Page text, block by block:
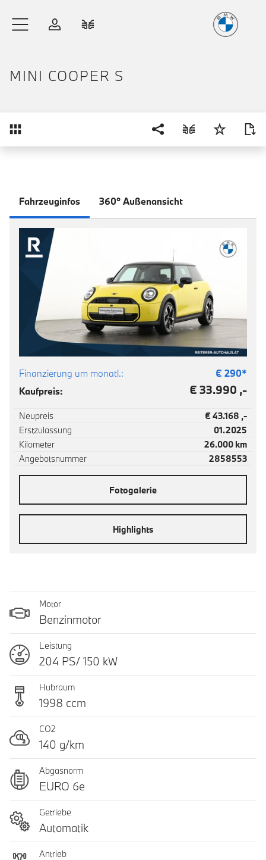
Anmelden
MINI COOPER S
Fahrzeuginfos 360° Außenansicht
Finanzierung um monatl.: € 290*
Kaufpreis:
€ 33.990 ,-
Neupreis
€ 43.168 ,-
Erstzulassung
01.2025
Kilometer
26.000 km
Angebotsnummer
2858553
Fotogalerie
Highlights
Motor
Benzinmotor
Leistung
204 PS/ 150 kW
Hubraum
1998 ccm
CO2
140 g/km
Abgasnorm
EURO 6e
Getriebe
Automatik
Antrieb